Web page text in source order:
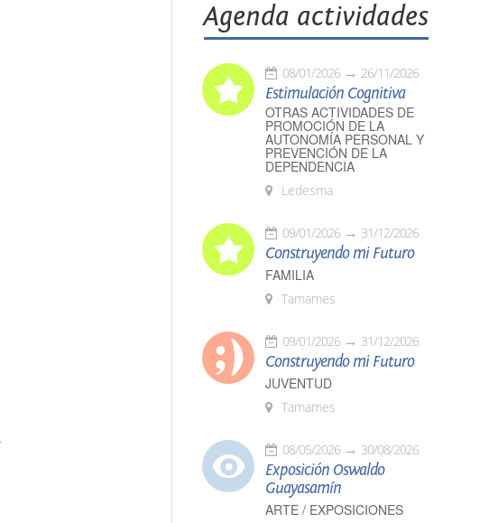
Agenda actividades
08/01/2026 26/11/2026
Estimulación Cognitiva
OTRAS ACTIVIDADES DE
PROMOCIÓN DE LA
AUTONOMÍA PERSONAL Y
PREVENCIÓN DE LA
DEPENDENCIA
Ledesma
09/01/2026 31/12/2026
Construyendo mi Futuro
FAMILIA
Tamames
09/01/2026 31/12/2026
Construyendo mi Futuro
JUVENTUD
Tamames
08/05/2026 30/08/2026
Exposición Oswaldo
Guayasamín
ARTE / EXPOSICIONES